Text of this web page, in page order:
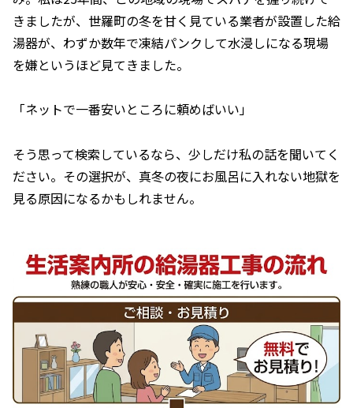
きましたが、世羅町の冬を甘く見ている業者が設置した給
湯器が、わずか数年で凍結パンクして水浸しになる現場
を嫌というほど見てきました。
「ネットで一番安いところに頼めばいい」
そう思って検索しているなら、少しだけ私の話を聞いてく
ださい。その選択が、真冬の夜にお風呂に入れない地獄を
見る原因になるかもしれません。